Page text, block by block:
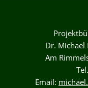
Dr. Michael
Am
Email: